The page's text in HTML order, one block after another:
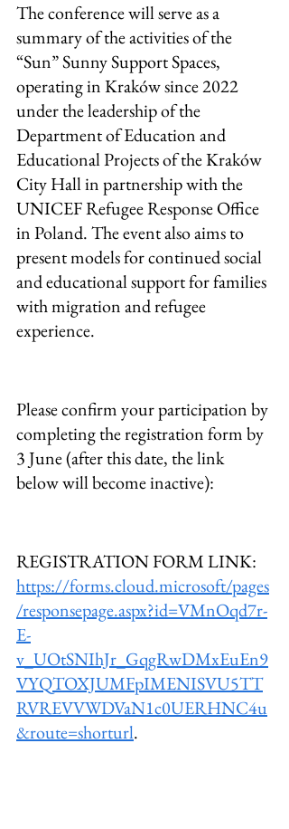
The conference will serve as a
summary of the activities of the
“Sun” Sunny Support Spaces,
operating in Kraków since 2022
under the leadership of the
Department of Education and
Educational Projects of the Kraków
City Hall in partnership with the
UNICEF Refugee Response Office
in Poland. The event also aims to
present models for continued social
and educational support for families
with migration and refugee
experience.
Please confirm your participation by
completing the registration form by
3 June (after this date, the link
below will become inactive):
REGISTRATION FORM LINK:
https://forms.cloud.microsoft/pages
/responsepage.aspx?id=VMnOqd7r-
E-
v_UOtSNIhJr_GqgRwDMxEuEn9
VYQTOXJUMFpIMENISVU5TT
RVREVVWDVaN1c0UERHNC4u
&route=shorturl.